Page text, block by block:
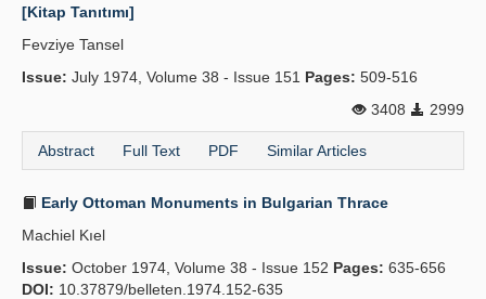
[Kitap Tanıtımı]
Fevziye Tansel
Issue: July 1974, Volume 38 - Issue 151 Pages: 509-516
3408
2999
Abstract Full Text PDF Similar Articles
Early Ottoman Monuments in Bulgarian Thrace
Machiel Kıel
Issue: October 1974, Volume 38 - Issue 152 Pages: 635-656
DOI: 10.37879/belleten.1974.152-635